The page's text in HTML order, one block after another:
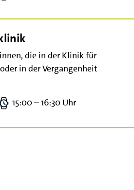
die in der Klinik für
in der Vergangenheit
15:00 – 16:30 Uhr